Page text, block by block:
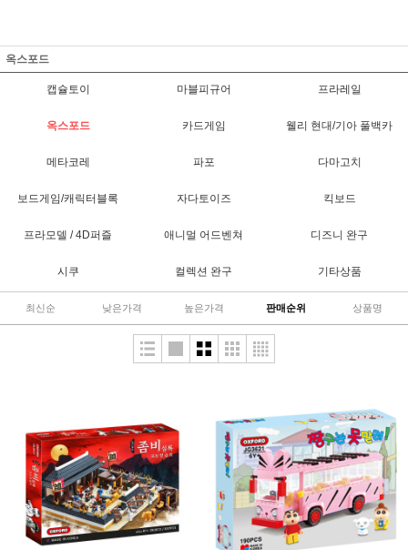
옥스포드
캡슐토이 마블피규어 프라레일
옥스포드 카드게임 웰리 현대/기아 풀백카
메타코레 파포 다마고치
보드게임/캐릭터블록 자다토이즈 킥보드
프라모델 / 4D퍼즐 애니멀 어드벤쳐 디즈니 완구
시쿠 컬렉션 완구 기타상품
최신순 낮은가격 높은가격 판매순위 상품명